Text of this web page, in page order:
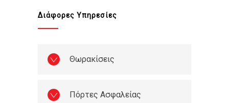
Διάφορες Υπηρεσίες
Θωρακίσεις
Πόρτες Ασφαλείας